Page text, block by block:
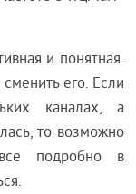
и понятная.
его. Если
каналах, а
то возможно
подробно в